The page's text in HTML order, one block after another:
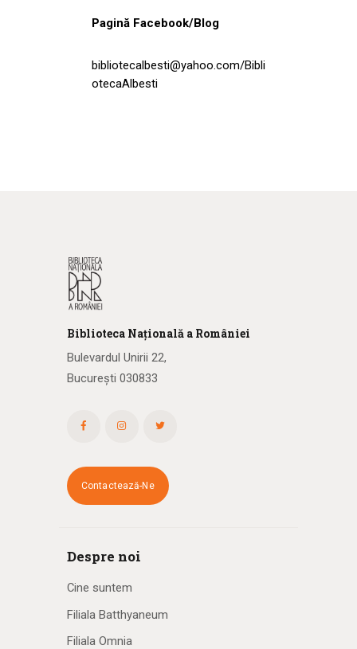
Pagină Facebook/Blog
bibliotecalbesti@yahoo.com/Bibli
otecaAlbesti
Biblioteca Națională a României
Bulevardul Unirii 22,
București 030833
Contactează-Ne
Despre noi
Cine suntem
Filiala Batthyaneum
Filiala Omnia